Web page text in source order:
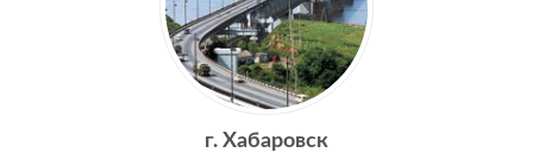
г. Хабаровск